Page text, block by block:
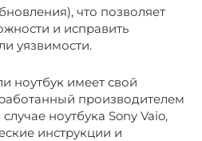
что позволяет
и исправить
уязвимости.
ноутбук имеет свой
производителем
ноутбука Sony Vaio,
инструкции и